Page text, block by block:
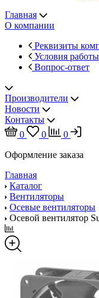
Главная
О компании
Реквизиты
Условия работы
Вопрос-ответ
Производители
Новости
Контакты
0
0
0
Оформление заказа
Главная
Каталог
Вентиляторы
Осевые вентиляторы
Осевой вентилятор